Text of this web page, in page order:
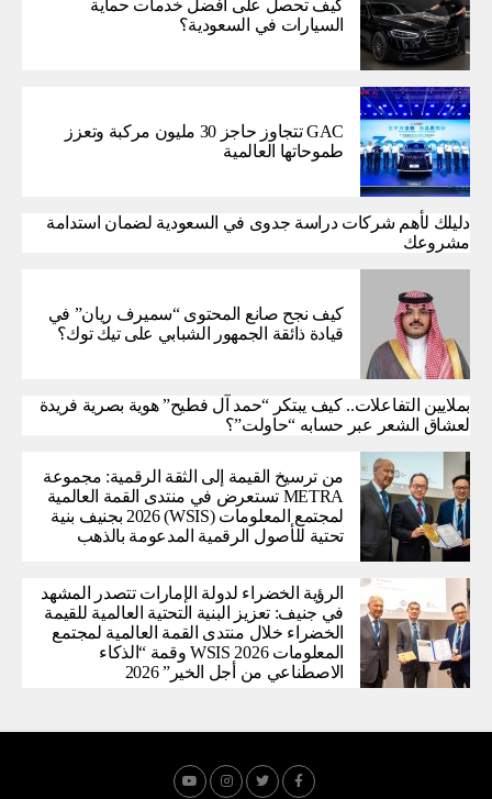
كيف تحصل على أفضل خدمات حماية
السيارات في السعودية؟
GAC تتجاوز حاجز 30 مليون مركبة وتعزز
طموحاتها العالمية
دليلك لأهم شركات دراسة جدوى في السعودية لضمان استدامة
مشروعك
كيف نجح صانع المحتوى “سميرف ريان” في
قيادة ذائقة الجمهور الشبابي على تيك توك؟
بملايين التفاعلات.. كيف يبتكر “حمد آل فطيح” هوية بصرية فريدة
لعشاق الشعر عبر حسابه “حاولت”؟
من ترسيخ القيمة إلى الثقة الرقمية: مجموعة
METRA تستعرض في منتدى القمة العالمية
لمجتمع المعلومات (WSIS) 2026 بجنيف بنية
تحتية للأصول الرقمية المدعومة بالذهب
الرؤية الخضراء لدولة الإمارات تتصدر المشهد
في جنيف: تعزيز البنية التحتية العالمية للقيمة
الخضراء خلال منتدى القمة العالمية لمجتمع
المعلومات WSIS 2026 وقمة “الذكاء
الاصطناعي من أجل الخير” 2026